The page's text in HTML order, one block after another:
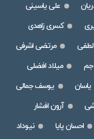
علی یاسینی
کسری زاهدی
مرتضی اشرفی
جم
میلاد افضلی
یاسان
یوسف جمالی
آرون افشار
احسان پایا نیوداد